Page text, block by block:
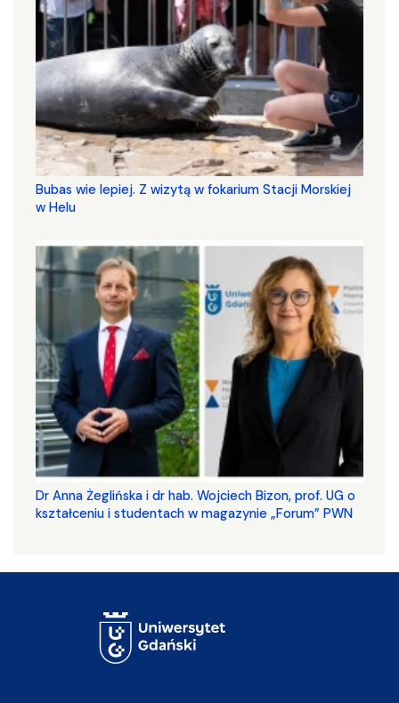
Bubas wie lepiej. Z wizytą w fokarium Stacji Morskiej
w Helu
​​​​​​​Dr Anna Żeglińska i dr hab. Wojciech Bizon, prof. UG o
kształceniu i studentach w magazynie „Forum” PWN